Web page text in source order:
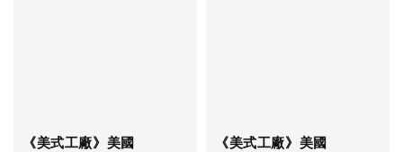
《美式工廠》美國
《美式工廠》美國